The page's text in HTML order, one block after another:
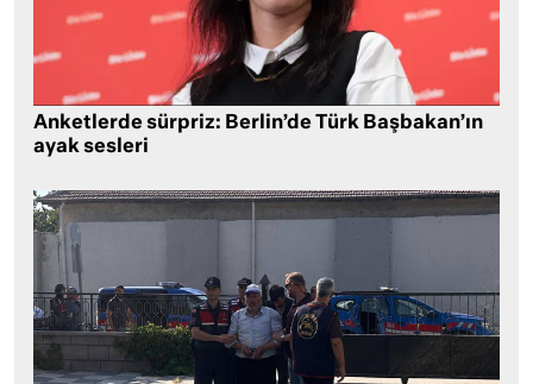
Anketlerde sürpriz: Berlin’de Türk Başbakan’ın
ayak sesleri